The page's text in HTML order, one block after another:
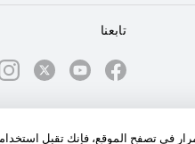
في تصفح الموقع، فإنك تقبل
تابعنا
سياسة رسائل الإشعارات